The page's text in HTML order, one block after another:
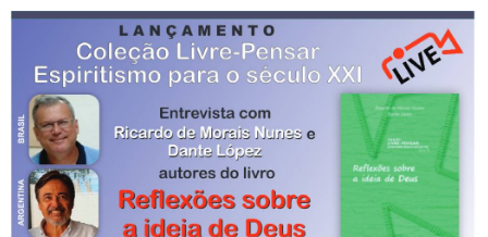
Membros do CPDoc
Eventos
Lives Realizadas
Personalidades em destaque
livros
Coleção Livre-Pensar
Acervo
Imprensa
Fotos
Trabalhos
Contato